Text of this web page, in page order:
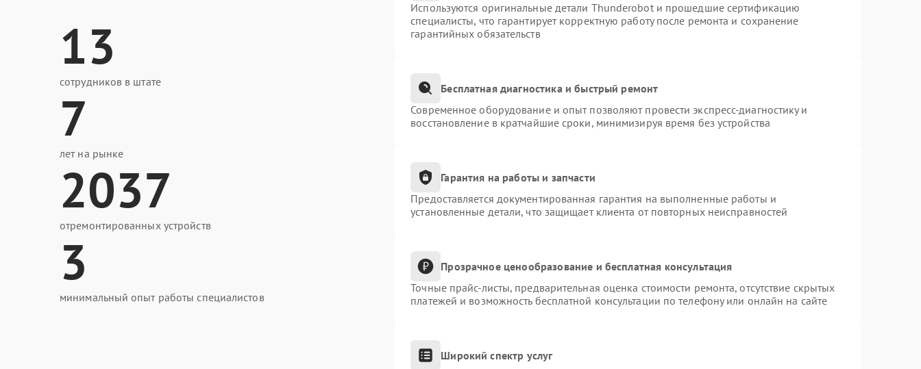
13
сотрудников в штате
7
лет на рынке
2037
отремонтированных устройств
3
минимальный опыт работы специалистов
Используются оригинальные детали Thunderobot и прошедшие сертификацию
специалисты, что гарантирует корректную работу после ремонта и сохранение
гарантийных обязательств
Бесплатная диагностика и быстрый ремонт
Современное оборудование и опыт позволяют провести экспресс-диагностику и
восстановление в кратчайшие сроки, минимизируя время без устройства
Гарантия на работы и запчасти
Предоставляется документированная гарантия на выполненные работы и
установленные детали, что защищает клиента от повторных неисправностей
Прозрачное ценообразование и бесплатная консультация
Точные прайс-листы, предварительная оценка стоимости ремонта, отсутствие скрытых
платежей и возможность бесплатной консультации по телефону или онлайн на сайте
Широкий спектр услуг